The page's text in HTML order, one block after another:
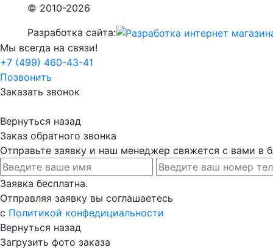
© 2010-2026
Разработка сайта:
Мы всегда на связи!
+7 (499) 460-43-41
Позвонить
Заказать звонок
Вернуться назад
Заказ обратного звонка
Отправьте заявку и наш менеджер свяжется с вами в
Заявка бесплатна.
Отправляя заявку вы соглашаетесь
с Политикой конфедициальности
Вернуться назад
Загрузить фото заказа